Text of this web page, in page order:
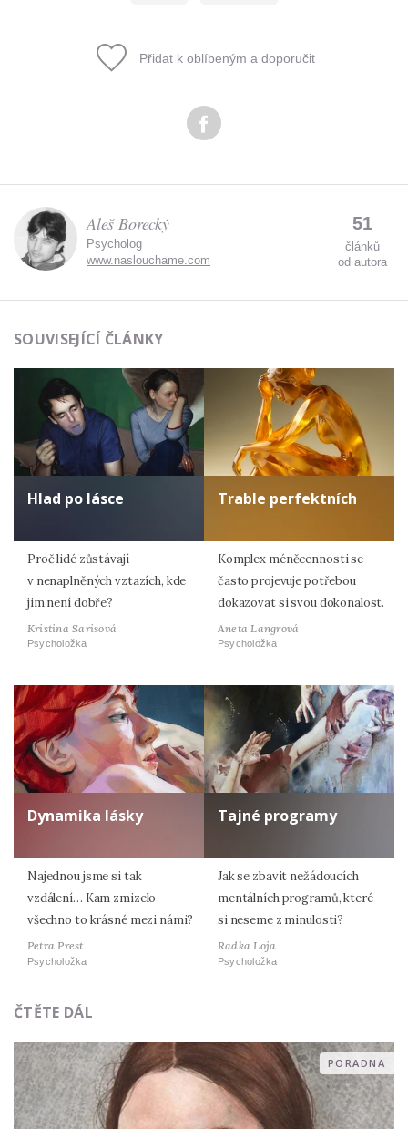
Přidat k oblíbeným a doporučit
Aleš Borecký
Psycholog
www.naslouchame.com
51
článků
od autora
SOUVISEJÍCÍ ČLÁNKY
Hlad po lásce
Proč lidé zůstávají
v nenaplněných vztazích, kde
jim není dobře?
Kristina Sarisová
Psycholožka
Trable perfektních
Komplex méněcennosti se
často projevuje potřebou
dokazovat si svou dokonalost.
Aneta Langrová
Psycholožka
Dynamika lásky
Najednou jsme si tak
vzdálení… Kam zmizelo
všechno to krásné mezi námi?
Petra Prest
Psycholožka
Tajné programy
Jak se zbavit nežádoucích
mentálních programů, které
si neseme z minulosti?
Radka Loja
Psycholožka
ČTĚTE DÁL
PORADNA